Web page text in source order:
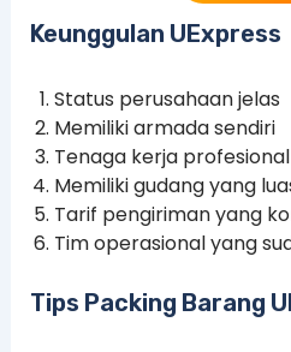
Keunggulan UExpress
Status perusahaan jelas
Memiliki armada sendiri
Tenaga kerja profesional
Memiliki gudang yang
Tarif pengiriman yang
Tim operasional yang
Tips Packing Barang